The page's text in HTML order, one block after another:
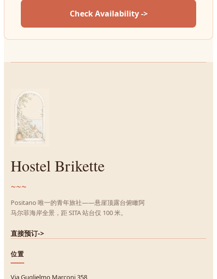
Check Availability ->
Hostel Brikette
~~~
Positano 唯一的青年旅社——悬崖顶露台俯瞰阿
马尔菲海岸全景，距 SITA 站台仅 100 米。
直接预订->
位置
Via Guglielmo Marconi 358